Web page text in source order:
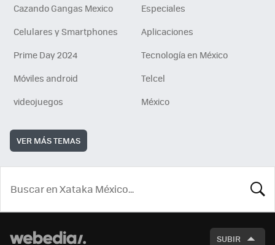
Cazando Gangas Mexico
Especiales
Celulares y Smartphones
Aplicaciones
Prime Day 2024
Tecnología en México
Móviles android
Telcel
videojuegos
México
VER MÁS TEMAS
SUBIR